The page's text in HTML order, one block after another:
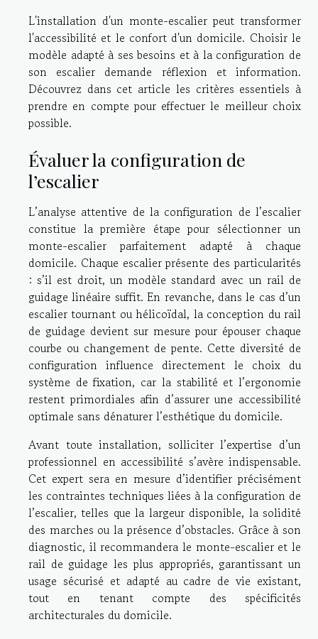
L'installation d'un monte-escalier peut transformer
l'accessibilité et le confort d'un domicile. Choisir le
modèle adapté à ses besoins et à la configuration de
son escalier demande réflexion et information.
Découvrez dans cet article les critères essentiels à
prendre en compte pour effectuer le meilleur choix
possible.
Évaluer la configuration de
l’escalier
L’analyse attentive de la configuration de l’escalier
constitue la première étape pour sélectionner un
monte-escalier parfaitement adapté à chaque
domicile. Chaque escalier présente des particularités
: s’il est droit, un modèle standard avec un rail de
guidage linéaire suffit. En revanche, dans le cas d’un
escalier tournant ou hélicoïdal, la conception du rail
de guidage devient sur mesure pour épouser chaque
courbe ou changement de pente. Cette diversité de
configuration influence directement le choix du
système de fixation, car la stabilité et l’ergonomie
restent primordiales afin d’assurer une accessibilité
optimale sans dénaturer l’esthétique du domicile.
Avant toute installation, solliciter l’expertise d’un
professionnel en accessibilité s’avère indispensable.
Cet expert sera en mesure d’identifier précisément
les contraintes techniques liées à la configuration de
l’escalier, telles que la largeur disponible, la solidité
des marches ou la présence d’obstacles. Grâce à son
diagnostic, il recommandera le monte-escalier et le
rail de guidage les plus appropriés, garantissant un
usage sécurisé et adapté au cadre de vie existant,
tout en tenant compte des spécificités
architecturales du domicile.